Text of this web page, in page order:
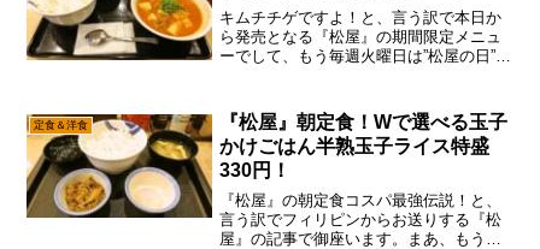
キムチチゲですよ！と、言う訳で本日か
ら発売となる『松屋』の期間限定メニュ
ーでして、もう毎週火曜日は”松屋の日”と
を食べたので、別にいっかな～とは思う
のですが、何事も日本...
定食＆洋食
『松屋』朝定食！Wで選べる玉子
かけごはん半熟玉子ライス特盛
330円！
『松屋』の朝定食コスパ最強伝説！と、
言う訳でフィリピンからお送りする『松
屋』の記事で御座います。まあ、もうじ